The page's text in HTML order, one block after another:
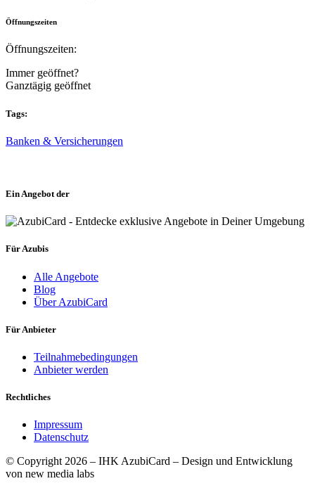
Öffnungszeiten
Öffnungszeiten:
Immer geöffnet?
Ganztägig geöffnet
Tags:
Banken & Versicherungen
Ein Angebot der
Für Azubis
Alle Angebote
Blog
Über AzubiCard
Für Anbieter
Teilnahmebedingungen
Anbieter werden
Rechtliches
Impressum
Datenschutz
© Copyright 2026 – IHK AzubiCard – Design und Entwicklung
von new media labs